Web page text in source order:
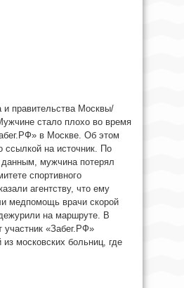
правительства Москвы/
стало плохо во время
в Москве. Об этом
на источник. По
мужчина потерял
спортивного
агентству, что ему
медпомощь врачи скорой
на маршруте. В
«Забег.РФ»
из московских больниц, где